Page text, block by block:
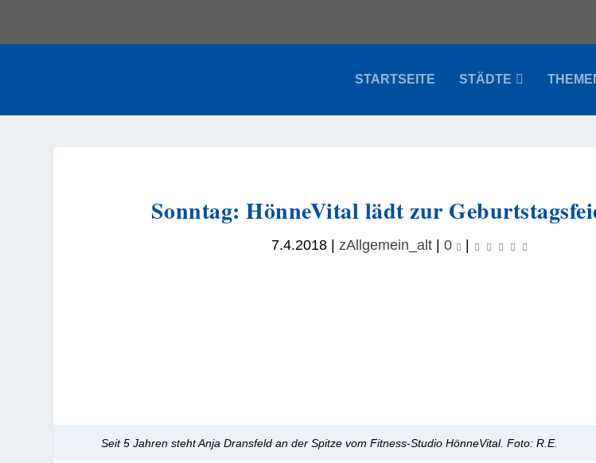
STARTSEITE STÄDTE
Sonntag: HönneVital lädt zur
7.4.2018| zAllgemein_alt| 0
Seit 5 Jahren steht Anja Dransfeld an der Spitze vom Fitness-Studio HönneVital.Foto: R.E.